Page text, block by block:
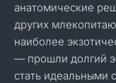
анатомические
других
наиболее
— прошли долгий
стать идеальными